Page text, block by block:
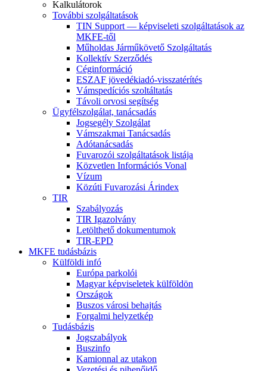
Kalkulátorok
További szolgáltatások
TIN Support — képviseleti szolgáltatások az
MKFE-től
Műholdas Járműkövető Szolgáltatás
Kollektív Szerződés
Céginformáció
ESZAF jövedékiadó-visszatérítés
Vámspedíciós szoltáltatás
Távoli orvosi segítség
Ügyfélszolgálat, tanácsadás
Jogsegély Szolgálat
Vámszakmai Tanácsadás
Adótanácsadás
Fuvarozói szolgáltatások listája
Közvetlen Információs Vonal
Vízum
Közúti Fuvarozási Árindex
TIR
Szabályozás
TIR Igazolvány
Letölthető dokumentumok
TIR-EPD
MKFE tudásbázis
Külföldi infó
Európa parkolói
Magyar képviseletek külföldön
Országok
Buszos városi behajtás
Forgalmi helyzetkép
Tudásbázis
Jogszabályok
Buszinfo
Kamionnal az utakon